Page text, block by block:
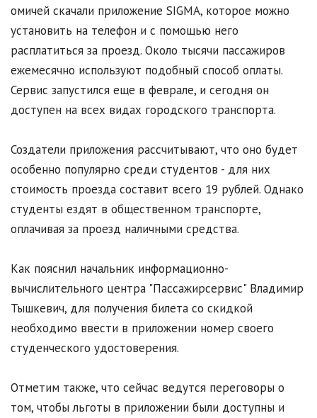
омичей скачали приложение SIGMA, которое можно
установить на телефон и с помощью него
расплатиться за проезд. Около тысячи пассажиров
ежемесячно используют подобный способ оплаты.
Сервис запустился еще в феврале, и сегодня он
доступен на всех видах городского транспорта.
Создатели приложения рассчитывают, что оно будет
особенно популярно среди студентов - для них
стоимость проезда составит всего 19 рублей. Однако
студенты ездят в общественном транспорте,
оплачивая за проезд наличными средства.
Как пояснил начальник информационно-
вычислительного центра "Пассажирсервис" Владимир
Тышкевич, для получения билета со скидкой
необходимо ввести в приложении номер своего
студенческого удостоверения.
Отметим также, что сейчас ведутся переговоры о
том, чтобы льготы в приложении были доступны и